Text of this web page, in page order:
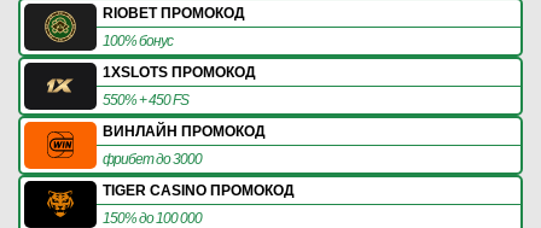
RIOBET ПРОМОКОД
100% бонус
1XSLOTS ПРОМОКОД
550% + 450 FS
ВИНЛАЙН ПРОМОКОД
фрибет до 3000
TIGER CASINO ПРОМОКОД
150% до 100 000